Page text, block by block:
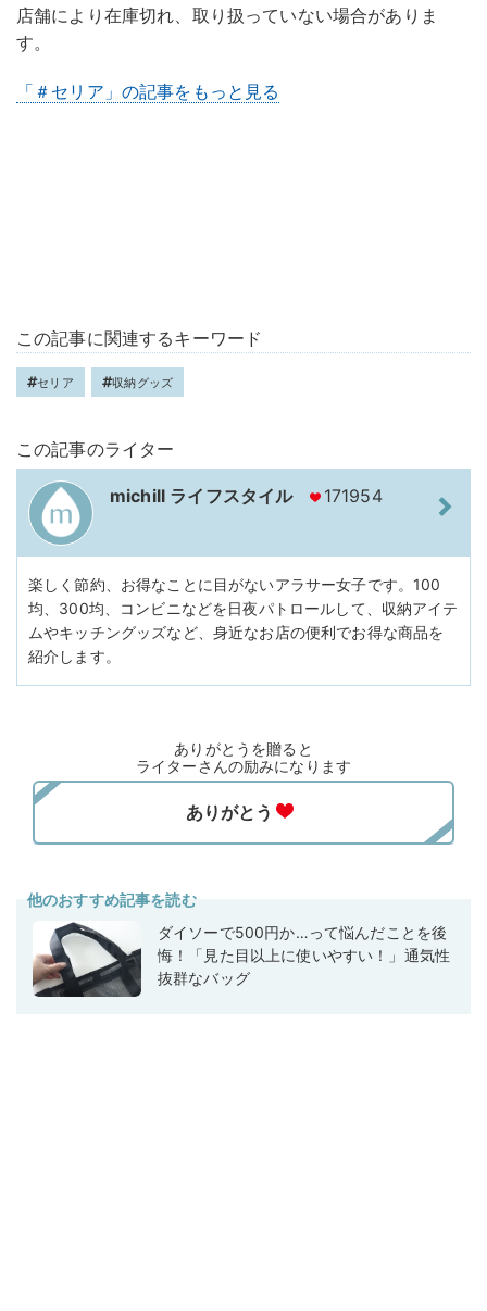
店舗により在庫切れ、取り扱っていない場合がありま
す。
「＃セリア」の記事をもっと見る
この記事に関連するキーワード
セリア 収納グッズ
この記事のライター
michill ライフスタイル 171954
楽しく節約、お得なことに目がないアラサー女子です。100
均、300均、コンビニなどを日夜パトロールして、収納アイテ
ムやキッチングッズなど、身近なお店の便利でお得な商品を
紹介します。
ありがとうを贈ると
ライターさんの励みになります
他のおすすめ記事を読む
ダイソーで500円か…って悩んだことを後
悔！「見た目以上に使いやすい！」通気性
抜群なバッグ